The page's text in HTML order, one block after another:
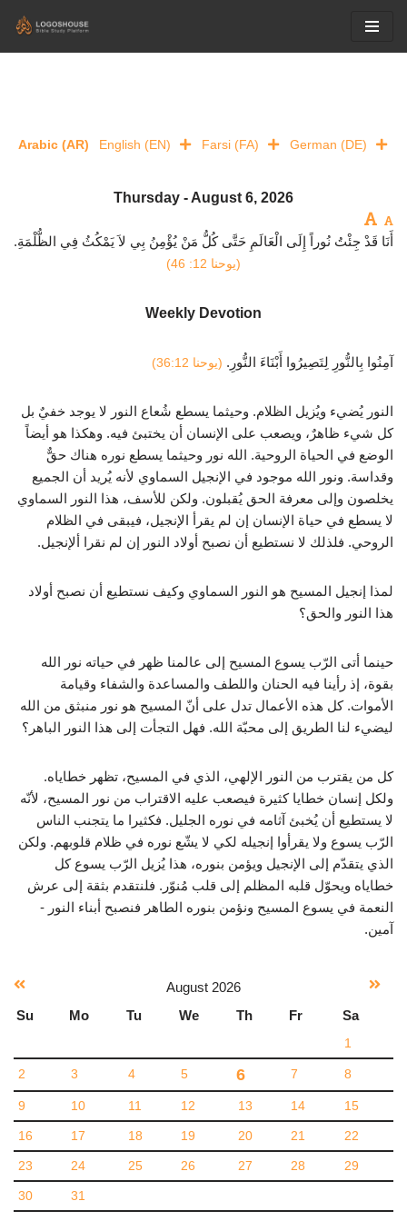
Arabic (AR) English (EN) Farsi (FA) German (DE)
Thursday - August 6, 2026
أَنَا قَدْ جِئْتُ نُوراً إِلَى الْعَالَمِ حَتَّى كُلُّ مَنْ يُؤْمِنُ بِي لاَ يَمْكُثُ فِي الظُّلْمَةِ.
(يوحنا 12: 46)
Weekly Devotion
آمِنُوا بِالنُّورِ لِتَصِيرُوا أَبْنَاءَ النُّورِ. (يوحنا 36:12)
النور يُضيء ويُزيل الظلام. وحيثما يسطع شُعاع النور لا يوجد خفيٌ بل
كل شيء ظاهرٌ، ويصعب على الإنسان أن يختبئ فيه. وهكذا هو أيضاً
الوضع في الحياة الروحية. الله نور وحيثما يسطع نوره هناك حقٌّ
وقداسة. ونور الله موجود في الإنجيل السماوي لأنه يُريد أن الجميع
يخلصون وإلى معرفة الحق يُقبلون. ولكن للأسف، هذا النور السماوي
لا يسطع في حياة الإنسان إن لم يقرأ الإنجيل، فيبقى في الظلام
الروحي. فلذلك لا نستطيع أن نصبح أولاد النور إن لم نقرا ألإنجيل.
لمذا إنجيل المسيح هو النور السماوي وكيف نستطيع أن نصبح أولاد
هذا النور والحق؟
حينما أتى الرّب يسوع المسيح إلى عالمنا ظهر في حياته نور الله
بقوة، إذ رأينا فيه الحنان واللطف والمساعدة والشفاء وقيامة
الأموات. كل هذه الأعمال تدل على أنّ المسيح هو نور منبثق من الله
ليضيء لنا الطريق إلى محبّة الله. فهل التجأت إلى هذا النور الباهر؟
كل من يقترب من النور الإلهي، الذي في المسيح، تظهر خطاياه.
ولكل إنسان خطايا كثيرة فيصعب عليه الاقتراب من نور المسيح، لأنّه
لا يستطيع أن يُخبئ آثامه في نوره الجليل. فكثيرا ما يتجنب الناس
الرّب يسوع ولا يقرأوا إنجيله لكي لا يشّع نوره في ظلام قلوبهم. ولكن
الذي يتقدّم إلى الإنجيل ويؤمن بنوره، هذا يُزيل الرّب يسوع كل
خطاياه ويحوّل قلبه المظلم إلى قلب مُنوّر. فلنتقدم بثقة إلى عرش
النعمة في يسوع المسيح ونؤمن بنوره الطاهر فنصبح أبناء النور -
آمين.
August 2026
Su
Mo Tu We Th Fr Sa
1
2 3 4 5 6 7 8
9 10 11 12 13 14 15
16 17 18 19 20 21 22
23 24 25 26 27 28 29
30 31